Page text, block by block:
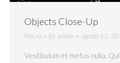
Objects Close-Up
Macro By admin agosto 12,
Vestibulum et metus nulla.